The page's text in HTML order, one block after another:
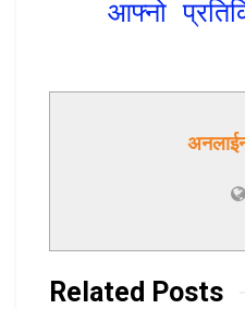
आफ्नो
Related Posts